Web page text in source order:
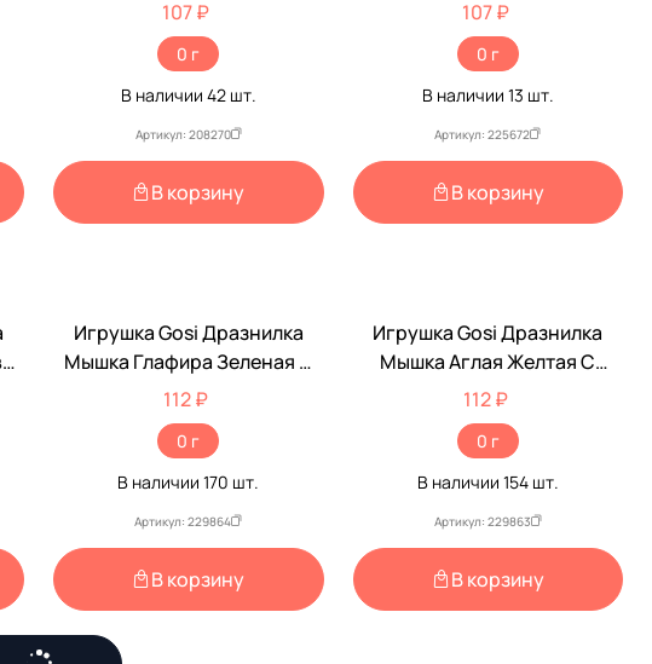
107 ₽
0 г
В наличии 42шт.
Артикул: 208270
В корзину
Палочке 50см 2024 0851
107 ₽
0 г
В наличии 13 шт.
Артикул: 225672
В корзину
Игрушка Gosi Дразнилка
Мышка Глафира Зеленая С
Норковым Хвостиком 6056
112 ₽
0 г
В наличии170 шт.
Артикул: 229864
В корзину
Игрушка Gosi Дразнилка
Мышка Аглая Желтая С
Норковым Хвостиком 6055
112 ₽
0 г
В наличии 154шт.
Артикул: 229863
В корзину